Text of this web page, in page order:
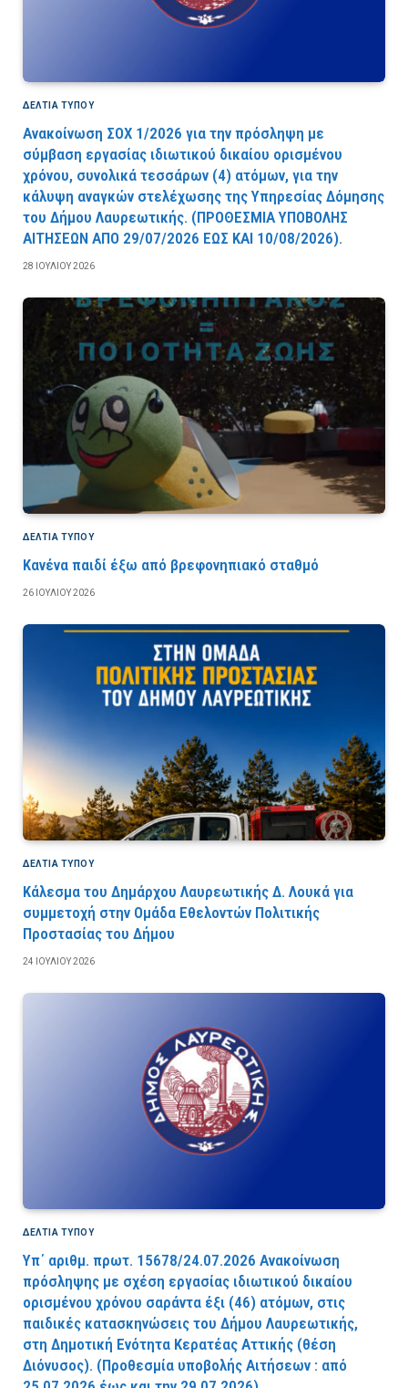
ΔΕΛΤΙΑ ΤΥΠΟΥ
Ανακοίνωση ΣΟΧ 1/2026 για την πρόσληψη με
σύμβαση εργασίας ιδιωτικού δικαίου ορισμένου
χρόνου, συνολικά τεσσάρων (4) ατόμων, για την
κάλυψη αναγκών στελέχωσης της Υπηρεσίας Δόμησης
του Δήμου Λαυρεωτικής. (ΠPOΘEΣMIA YΠOBOΛHΣ
AITHΣEΩN AΠO 29/07/2026 EΩΣ KAI 10/08/2026).
28 ΙΟΥΛΊΟΥ 2026
ΔΕΛΤΙΑ ΤΥΠΟΥ
Κανένα παιδί έξω από βρεφονηπιακό σταθμό
26 ΙΟΥΛΊΟΥ 2026
ΔΕΛΤΙΑ ΤΥΠΟΥ
Κάλεσμα του Δημάρχου Λαυρεωτικής Δ. Λουκά για
συμμετοχή στην Ομάδα Εθελοντών Πολιτικής
Προστασίας του Δήμου
24 ΙΟΥΛΊΟΥ 2026
ΔΕΛΤΙΑ ΤΥΠΟΥ
Υπ΄ αριθμ. πρωτ. 15678/24.07.2026 Ανακοίνωση
πρόσληψης με σχέση εργασίας ιδιωτικού δικαίου
ορισμένου χρόνου σαράντα έξι (46) ατόμων, στις
παιδικές κατασκηνώσεις του Δήμου Λαυρεωτικής,
στη Δημοτική Ενότητα Κερατέας Αττικής (θέση
Διόνυσος). (Προθεσμία υποβολής Αιτήσεων : από